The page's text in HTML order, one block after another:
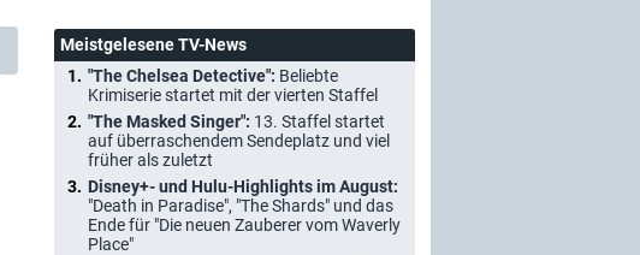
Meistgelesene TV-News
"The Chelsea Detective": Beliebte
Krimiserie startet mit der vierten Staffel
"The Masked Singer": 13. Staffel startet
auf überraschendem Sendeplatz und viel
früher als zuletzt
Disney+- und Hulu-Highlights im August:
"Death in Paradise", "The Shards" und das
Ende für "Die neuen Zauberer vom Waverly
Place"